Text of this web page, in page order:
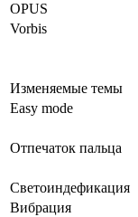
OPUS
Vorbis
Изменяемые темы
Easy mode
Отпечаток пальца
Светоиндефикация
Вибрация